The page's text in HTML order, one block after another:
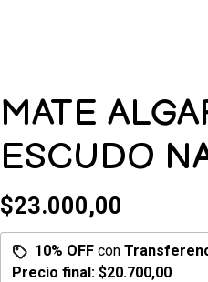
MATE
ESCUDO
$23.000,00
10% OFFcon
Precio final: $20.700,00